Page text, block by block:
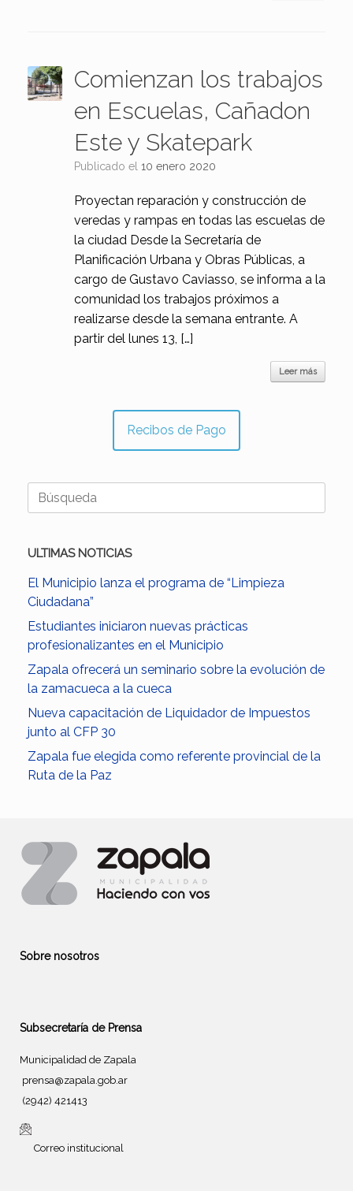
Comienzan los trabajos
en Escuelas, Cañadon
Este y Skatepark
Publicado el 10 enero 2020
Proyectan reparación y construcción de
veredas y rampas en todas las escuelas de
la ciudad Desde la Secretaría de
Planificación Urbana y Obras Públicas, a
cargo de Gustavo Caviasso, se informa a la
comunidad los trabajos próximos a
realizarse desde la semana entrante. A
partir del lunes 13, […]
Leer más
Recibos de Pago
Buscar:
ULTIMAS NOTICIAS
El Municipio lanza el programa de “Limpieza
Ciudadana”
Estudiantes iniciaron nuevas prácticas
profesionalizantes en el Municipio
Zapala ofrecerá un seminario sobre la evolución de
la zamacueca a la cueca
Nueva capacitación de Liquidador de Impuestos
junto al CFP 30
Zapala fue elegida como referente provincial de la
Ruta de la Paz
Sobre nosotros
Subsecretaría de Prensa
Municipalidad de Zapala
prensa@zapala.gob.ar
(2942) 421413
Correo institucional